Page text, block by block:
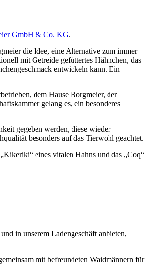
GmbH & Co. KG.
die Idee, eine Alternative zum immer
mit Getreide gefüttertes Hähnchen, das
entwickeln kann. Ein
dem Hause Borgmeier, der
gelang es, ein besonderes
gegeben werden, diese wieder
besonders auf das Tierwohl geachtet.
eines vitalen Hahns und das „Coq“
in unserem Ladengeschäft anbieten,
mit befreundeten Waidmännern für